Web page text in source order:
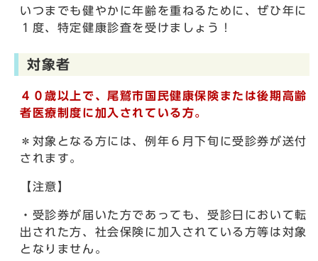
いつまでも健やかに年齢を重ねるために、ぜひ年に
１度、特定健康診査を受けましょう！
対象者
４０歳以上で、尾鷲市国民健康保険または後期高齢
者医療制度に加入されている方。
＊対象となる方には、例年６月下旬に受診券が送付
されます。
【注意】
・受診券が届いた方であっても、受診日において転
出された方、社会保険に加入されている方等は対象
となりません。